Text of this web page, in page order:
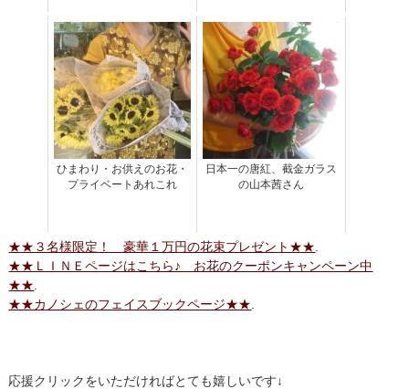
ひまわり・お供えのお花・
プライベートあれこれ
日本一の唐紅、截金ガラス
の山本茜さん
★★３名様限定！ 豪華１万円の花束プレゼント★★
★★ＬＩＮＥページはこちら♪ お花のクーポンキャンペーン中
★★
★★カノシェのフェイスブックページ★★
応援クリックをいただければとても嬉しいです↓